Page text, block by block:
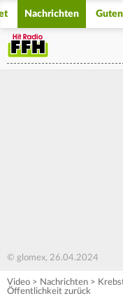
Nachrichten
© glomex, 26.04.2024
Video > Nachrichten >
Öffentlichkeit zurück